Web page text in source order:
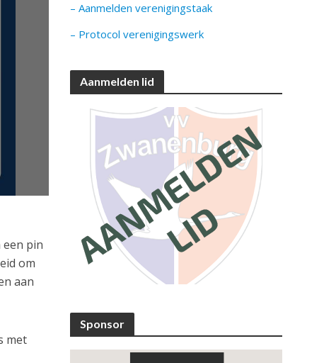
een pin
om
aan
met
– Aanmelden verenigingstaak
– Protocol verenigingswerk
Aanmelden lid
Sponsor